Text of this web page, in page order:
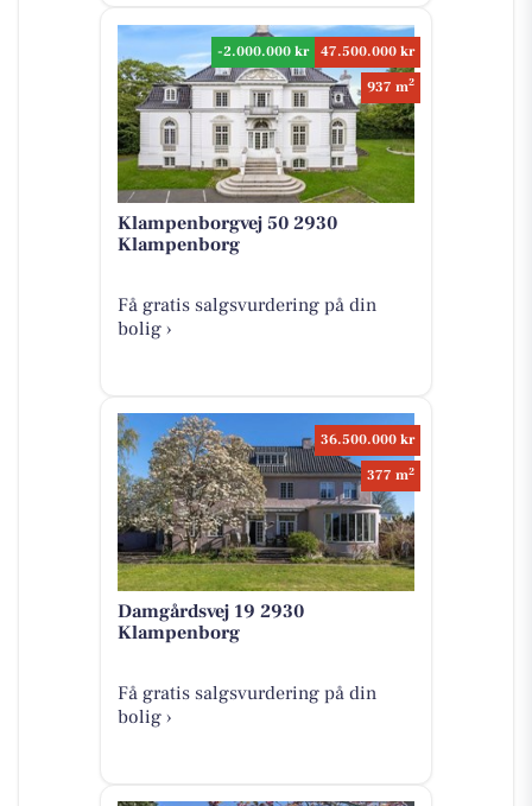
-2.000.000 kr
47.500.000 kr
937 m2
Klampenborgvej 50 2930
Klampenborg
Få gratis salgsvurdering på din
bolig ›
36.500.000 kr
377 m2
Damgårdsvej 19 2930
Klampenborg
Få gratis salgsvurdering på din
bolig ›